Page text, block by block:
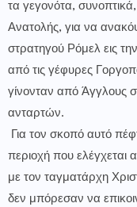
τα γεγονότα,
Ανατολής, για να
στρατηγού Ρόμελ εις
από τις γέφυρες
γίνονταν από Άγγλους
ανταρτών.
Για τον σκοπό αυτό
περιοχή που
με τον ταγματάρχη
δεν μπόρεσαν να